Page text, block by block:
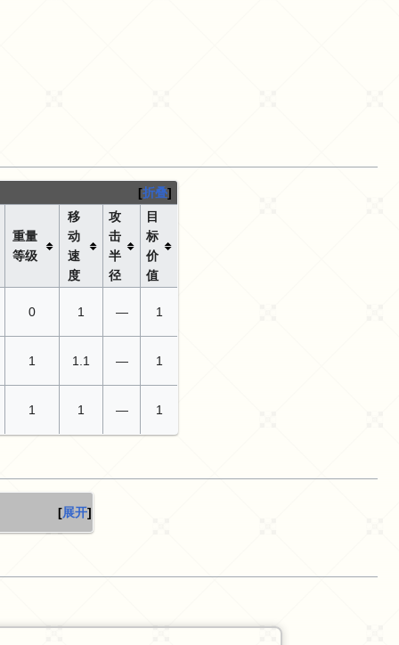
折叠
重量
等级
移
动
速
度
攻
击
半
径
目
标
价
值
0 1 — 1
1 1.1 — 1
1 1 — 1
展开